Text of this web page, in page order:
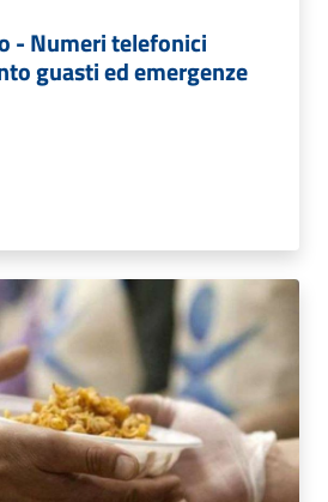
- Numeri telefonici
guasti ed emergenze